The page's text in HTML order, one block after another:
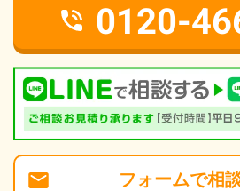
0120-
フォームで相